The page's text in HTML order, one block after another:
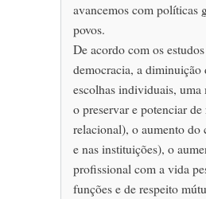
avancemos com políticas
povos.
De acordo com os
democracia, a diminuição
escolhas individuais,
o preservar e potenciar
relacional), o aumento do
e nas instituições), o
profissional com a vida
funções e de respeito